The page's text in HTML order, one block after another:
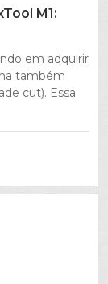
M1:
em adquirir
também
cut). Essa